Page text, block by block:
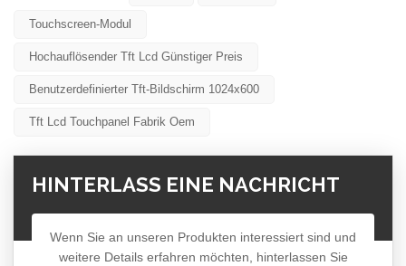
Touchscreen-Modul
Hochauflösender Tft Lcd Günstiger Preis
Benutzerdefinierter Tft-Bildschirm 1024x600
Tft Lcd Touchpanel Fabrik Oem
HINTERLASS EINE NACHRICHT
Wenn Sie an unseren Produkten interessiert sind und
weitere Details erfahren möchten, hinterlassen Sie